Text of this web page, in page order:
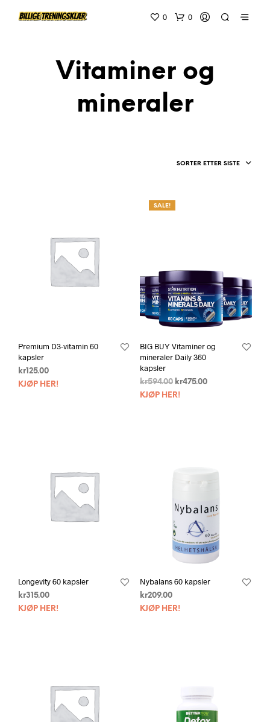
0 0
Vitaminer og
mineraler
SORTER ETTER SISTE
Premium D3-vitamin 60
kapsler
kr 125.00
KJØP HER!
SALE!
BIG BUY Vitaminer og
mineraler Daily 360
kapsler
kr594.00 kr475.00
KJØP HER!
Longevity 60 kapsler
kr315.00
KJØP HER!
Nybalans 60 kapsler
kr209.00
KJØP HER!